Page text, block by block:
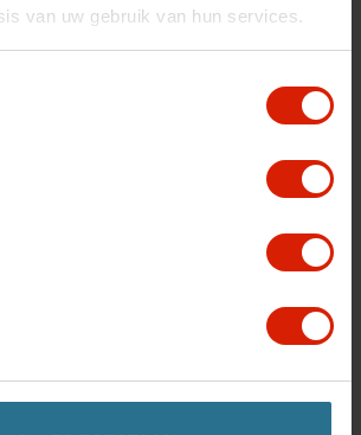
van uw gebruik van hun services.